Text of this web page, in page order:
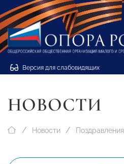
Версия для слабовидящих
НОВОСТИ
Новости Поздравления